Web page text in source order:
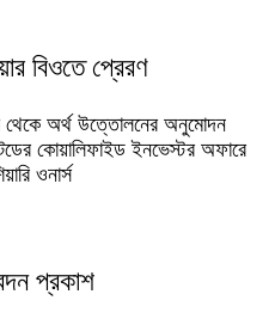
বিওতে প্রেরণ
থেকে অর্থ উত্তোলনের অনুমোদন
কোয়ালিফাইড ইনভেস্টর অফারে
ওনার্স
প্রকাশ